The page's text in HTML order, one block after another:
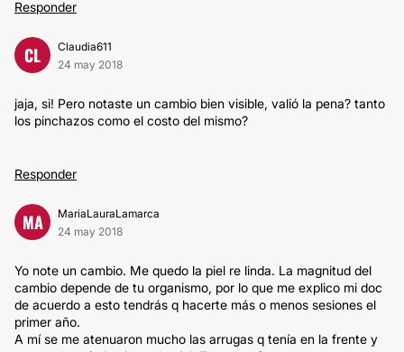
Responder
CL
Claudia611
24 may 2018
jaja, si! Pero notaste un cambio bien visible, valió la pena? tanto
los pinchazos como el costo del mismo?
Responder
MA
MariaLauraLamarca
24 may 2018
Yo note un cambio. Me quedo la piel re linda. La magnitud del
cambio depende de tu organismo, por lo que me explico mi doc
de acuerdo a esto tendrás q hacerte más o menos sesiones el
primer año.
A mí se me atenuaron mucho las arrugas q tenía en la frente y